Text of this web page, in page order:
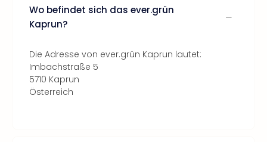
Wo befindet sich das ever.grün
Kaprun?
Die Adresse von ever.grün Kaprun lautet:
Imbachstraße 5
5710 Kaprun
Österreich